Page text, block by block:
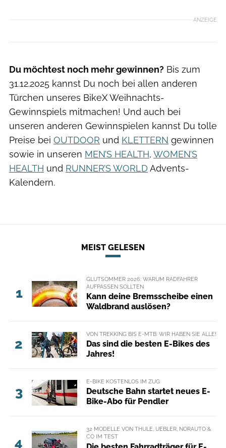
ANZEIGE
Du möchtest noch mehr gewinnen? Bis zum
31.12.2025 kannst Du noch bei allen anderen
Türchen unseres BikeX Weihnachts-
Gewinnspiels mitmachen! Und auch bei
unseren anderen Gewinnspielen kannst Du tolle
Preise bei OUTDOOR und KLETTERN gewinnen
sowie in unseren MEN’S HEALTH, WOMEN’S
HEALTH und RUNNER’S WORLD Advents-
Kalendern.
MEIST GELESEN
1
GLUTSOMMER 2026: WARUM RADFAHRER
AUFPASSEN SOLLTEN
Kann deine Bremsscheibe einen
Waldbrand auslösen?
2
VON TREKKING BIS E-MTB: WIR HABEN SIE ALLE!
Das sind die besten E-Bikes des
Jahres!
3
E-BIKE KOSTENLOS IM ZUG
Deutsche Bahn startet neues E-
Bike-Abo für Pendler
4
32 MODELLE VON THULE, UEBLER, NORAUTO &
CO IM TEST